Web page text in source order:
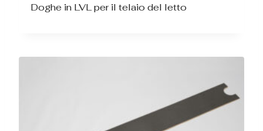
Doghe in LVL per il telaio del letto